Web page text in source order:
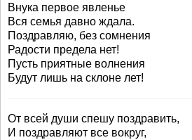
Внука первое явленье
Вся семья давно ждала.
Поздравляю, без сомнения
Радости предела нет!
Пусть приятные волнения
Будут лишь на склоне лет!
От всей души спешу поздравить,
И поздравляют все вокруг,